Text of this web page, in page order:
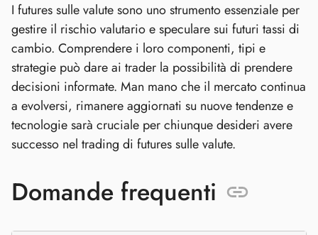
I futures sulle valute sono uno strumento essenziale per
gestire il rischio valutario e speculare sui futuri tassi di
cambio. Comprendere i loro componenti, tipi e
strategie può dare ai trader la possibilità di prendere
decisioni informate. Man mano che il mercato continua
a evolversi, rimanere aggiornati su nuove tendenze e
tecnologie sarà cruciale per chiunque desideri avere
successo nel trading di futures sulle valute.
Domande frequenti